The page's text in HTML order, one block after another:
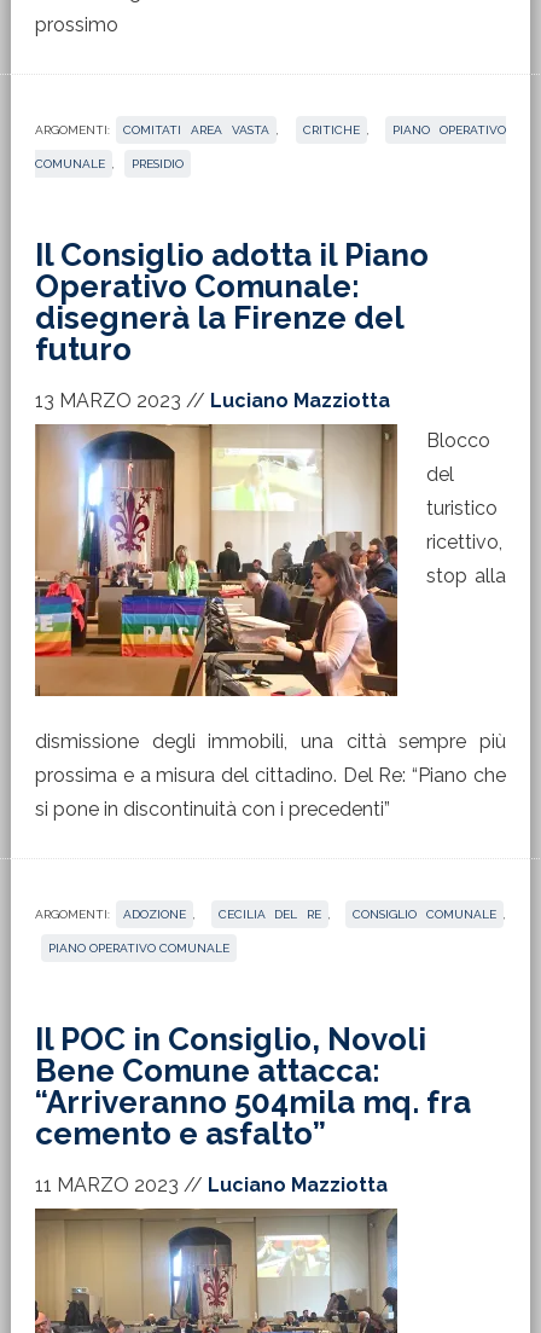
prossimo
ARGOMENTI: COMITATI AREA VASTA CRITICHE PIANO OPERATIVO
COMUNALE PRESIDIO
Il Consiglio adotta il Piano
Operativo Comunale:
disegnerà la Firenze del
futuro
13 MARZO 2023 // Luciano Mazziotta
Blocco
del
turistico
ricettivo,
stop alla
dismissione degli immobili, una città sempre più
prossima e a misura del cittadino. Del Re: “Piano che
si pone in discontinuità con i precedenti”
ARGOMENTI: ADOZIONE CECILIA DEL RE CONSIGLIO COMUNALE
PIANO OPERATIVO COMUNALE
Il POC in Consiglio, Novoli
Bene Comune attacca:
“Arriveranno 504mila mq. fra
cemento e asfalto”
11 MARZO 2023 // Luciano Mazziotta